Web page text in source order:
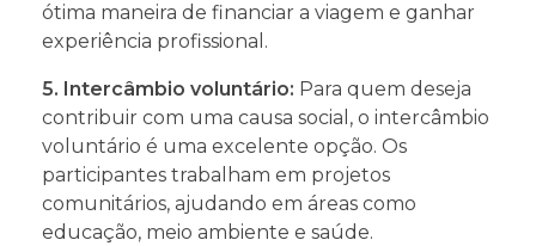
ótima maneira de financiar a viagem e ganhar
experiência profissional.
5. Intercâmbio voluntário: Para quem deseja
contribuir com uma causa social, o intercâmbio
voluntário é uma excelente opção. Os
participantes trabalham em projetos
comunitários, ajudando em áreas como
educação, meio ambiente e saúde.